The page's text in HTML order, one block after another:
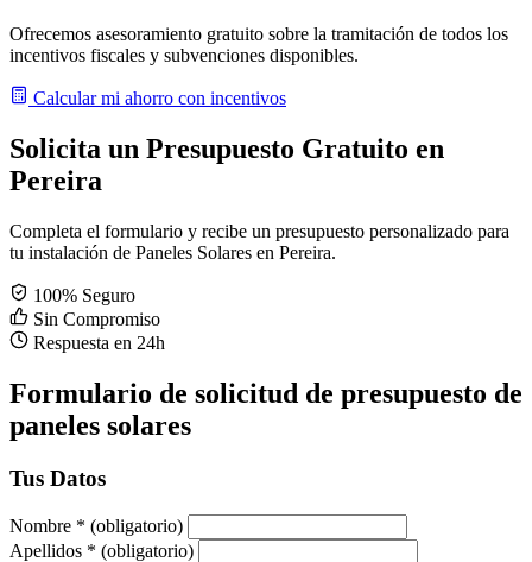
Ofrecemos asesoramiento gratuito sobre la tramitación de todos los
incentivos fiscales y subvenciones disponibles.
Calcular mi ahorro con incentivos
Solicita un Presupuesto Gratuito en
Pereira
Completa el formulario y recibe un presupuesto personalizado para
tu instalación de Paneles Solares en Pereira.
100% Seguro
Sin Compromiso
Respuesta en 24h
Formulario de solicitud de presupuesto de
paneles solares
Tus Datos
Nombre * (obligatorio)
Apellidos * (obligatorio)